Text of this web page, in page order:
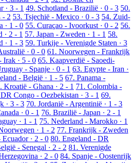
· 3 - 1 49. Schotland - Brazilië · 0 - 3 50.
- 2 53. Tsjechië - Mexico · 0 - 3 54. Zuid-
· 1 - 0 55. Curaçao - Ivoorkust · 0 - 2 56.
· 2 - 1 57. Japan - Zweden · 1 - 1 58.
· 1 - 3 59. Turkije - Verenigde Staten · 3
· 0 - 0 61. Noorwegen - Frankrijk
Irak · 5 - 0 65. Kaapverdië - Saoedi-
- Spanje · 0 - 1 63. Egypte - Iran ·
- België · 1 - 5 67. Panama -
Kroatië - Ghana · 2 - 1 71. Colombia -
Congo - Oezbekistan · 3 - 1 69.
· 3 - 3 70. Jordanië - Argentinië · 1 - 3
· 0 - 1 76. Brazilië - Japan · 2 - 1
· 1 - 1 75. Nederland - Marokko · 1
· 1 - 2 77. Frankrijk - Zweden
· 2 - 0 80. Engeland - DR
- Senegal · 2 - 2 81. Verenigde
· 2 - 0 84. Spanje - Oostenrijk